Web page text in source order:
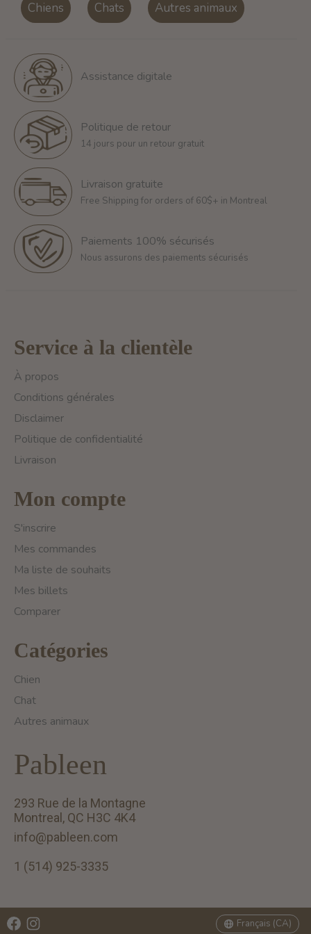
Chiens Chats Autres animaux
Assistance digitale
Politique de retour
14 jours pour un retour gratuit
Livraison gratuite
Free Shipping for orders of 60$+ in Montreal
Paiements 100% sécurisés
Nous assurons des paiements sécurisés
Service à la clientèle
À propos
Conditions générales
Disclaimer
Politique de confidentialité
Livraison
Mon compte
S'inscrire
Mes commandes
Ma liste de souhaits
Mes billets
Comparer
Catégories
Chien
Chat
Autres animaux
Pableen
293 Rue de la Montagne
Montreal, QC H3C 4K4
info@pableen.com
1 (514) 925-3335
Français (CA)